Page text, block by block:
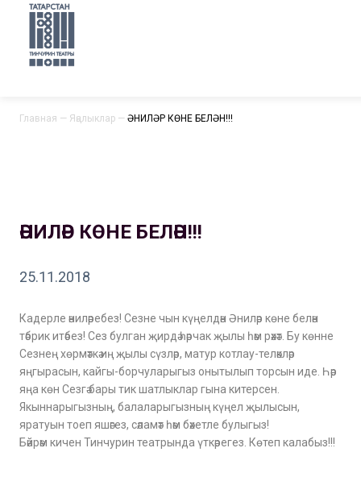
Главная — Яңалыклар — ӘНИЛӘР КӨНЕ БЕЛӘН!!!
ӘНИЛӘР КӨНЕ БЕЛӘН!!!
25.11.2018
Кадерле әниләребез! Сезне чын күңелдән Әниләр көне белән
тәбрик итәбез! Сез булган җирдә һәрчак җылы һәм рәхәт. Бу көнне
Сезнең хөрмәткә иң җылы сүзләр, матур котлау-теләкләр
яңгырасын, кайгы-борчуларыгыз онытылып торсын иде. Һәр
яңа көн Сезгә бары тик шатлыклар гына китерсен.
Якыннарыгызның, балаларыгызның күңел җылысын,
яратуын тоеп яшәгез, сәламәт һәм бәхетле булыгыз!
Бәйрәм кичен Тинчурин театрында үткәрегез. Көтеп калабыз!!!